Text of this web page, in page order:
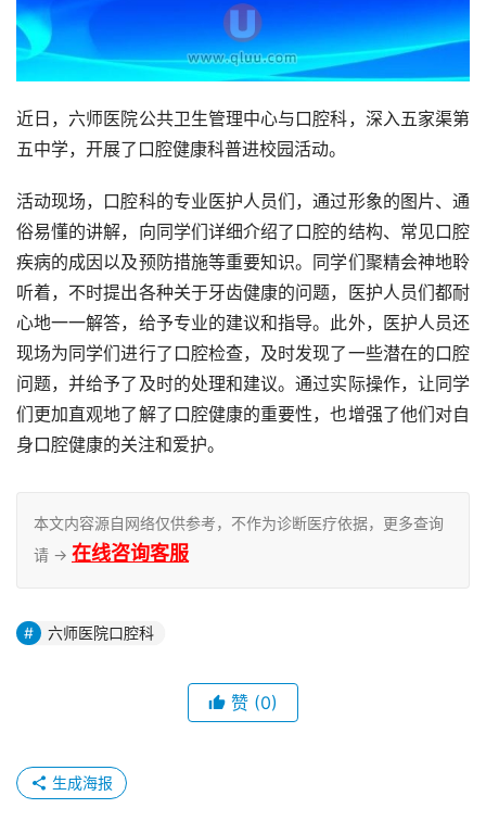
近日，六师医院公共卫生管理中心与口腔科，深入五家渠第
五中学，开展了口腔健康科普进校园活动。
活动现场，口腔科的专业医护人员们，通过形象的图片、通
俗易懂的讲解，向同学们详细介绍了口腔的结构、常见口腔
疾病的成因以及预防措施等重要知识。同学们聚精会神地聆
听着，不时提出各种关于牙齿健康的问题，医护人员们都耐
心地一一解答，给予专业的建议和指导。此外，医护人员还
现场为同学们进行了口腔检查，及时发现了一些潜在的口腔
问题，并给予了及时的处理和建议。通过实际操作，让同学
们更加直观地了解了口腔健康的重要性，也增强了他们对自
身口腔健康的关注和爱护。
本文内容源自网络仅供参考，不作为诊断医疗依据，更多查询
请 → 在线咨询客服
六师医院口腔科
赞 (0)
生成海报